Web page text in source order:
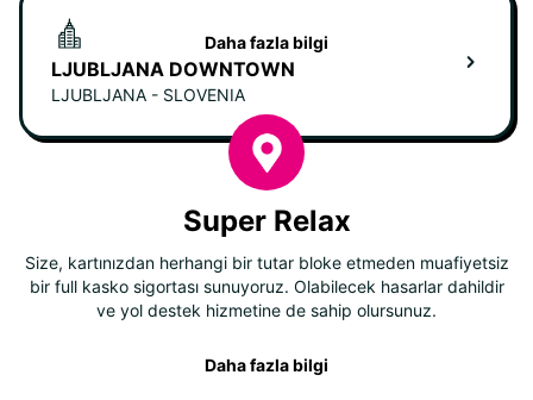
LJUBLJANA DOWNTOWN
LJUBLJANA - SLOVENIA
Daha fazla bilgi
Super Relax
Size, kartınızdan herhangi bir tutar bloke etmeden muafiyetsiz
bir full kasko sigortası sunuyoruz. Olabilecek hasarlar dahildir
ve yol destek hizmetine de sahip olursunuz.
Daha fazla bilgi